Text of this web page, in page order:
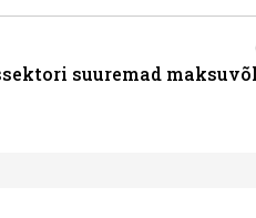
suuremad